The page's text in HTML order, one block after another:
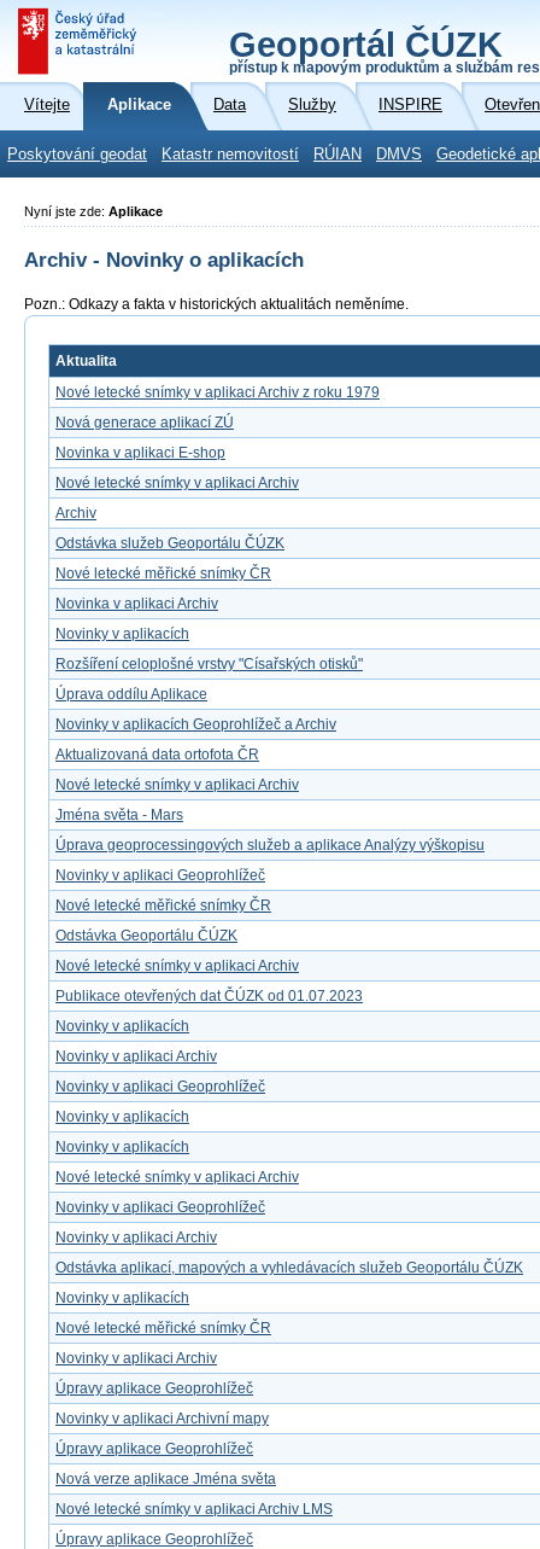
Geoportál ČÚZK
přístup k mapovým produktům a službám
Vítejte Aplikace Data Služby INSPIRE
Poskytování geodat Katastr nemovitostí RÚIAN DMVS Geodetické
Nyní jste zde: Aplikace
Archiv - Novinky o aplikacích
Pozn.: Odkazy a fakta v historických aktualitách neměníme.
Aktualita
Nové letecké snímky v aplikaci Archiv z roku 1979
Nová generace aplikací ZÚ
Novinka v aplikaci E-shop
Nové letecké snímky v aplikaci Archiv
Archiv
Odstávka služeb Geoportálu ČÚZK
Nové letecké měřické snímky ČR
Novinka v aplikaci Archiv
Novinky v aplikacích
Rozšíření celoplošné vrstvy "Císařských otisků"
Úprava oddílu Aplikace
Novinky v aplikacích Geoprohlížeč a Archiv
Aktualizovaná data ortofota ČR
Nové letecké snímky v aplikaci Archiv
Jména světa - Mars
Úprava geoprocessingových služeb a aplikace Analýzy výškopisu
Novinky v aplikaci Geoprohlížeč
Nové letecké měřické snímky ČR
Odstávka Geoportálu ČÚZK
Nové letecké snímky v aplikaci Archiv
Publikace otevřených dat ČÚZK od 01.07.2023
Novinky v aplikacích
Novinky v aplikaci Archiv
Novinky v aplikaci Geoprohlížeč
Novinky v aplikacích
Novinky v aplikacích
Nové letecké snímky v aplikaci Archiv
Novinky v aplikaci Geoprohlížeč
Novinky v aplikaci Archiv
Odstávka aplikací, mapových a vyhledávacích služeb Geoportálu ČÚZK
Novinky v aplikacích
Nové letecké měřické snímky ČR
Novinky v aplikaci Archiv
Úpravy aplikace Geoprohlížeč
Novinky v aplikaci Archivní mapy
Úpravy aplikace Geoprohlížeč
Nová verze aplikace Jména světa
Nové letecké snímky v aplikaci Archiv LMS
Úpravy aplikace Geoprohlížeč